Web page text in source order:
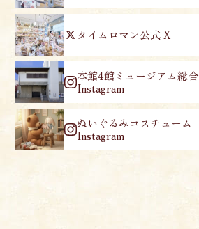
タイムロマン公式 X
本館4館ミュージアム総合
Instagram
ぬいぐるみコスチューム
Instagram